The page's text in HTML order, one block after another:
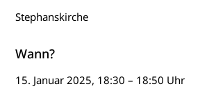
Stephanskirche
Wann?
15. Januar 2025, 18:30 – 18:50 Uhr